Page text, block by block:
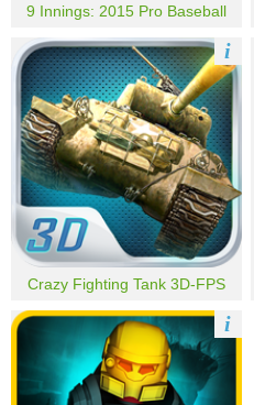
9 Innings: 2015 Pro Baseball
Crazy Fighting Tank 3D-FPS
i
i